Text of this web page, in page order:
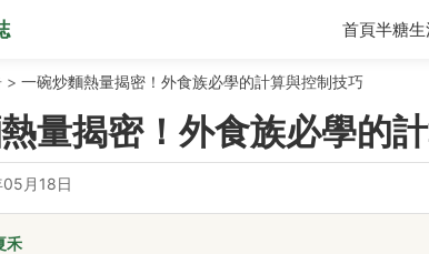
首頁半糖
> 一碗炒麵熱量揭密！外食族必學的計算與控制技巧
量揭密！外食族必學的
月18日
禾